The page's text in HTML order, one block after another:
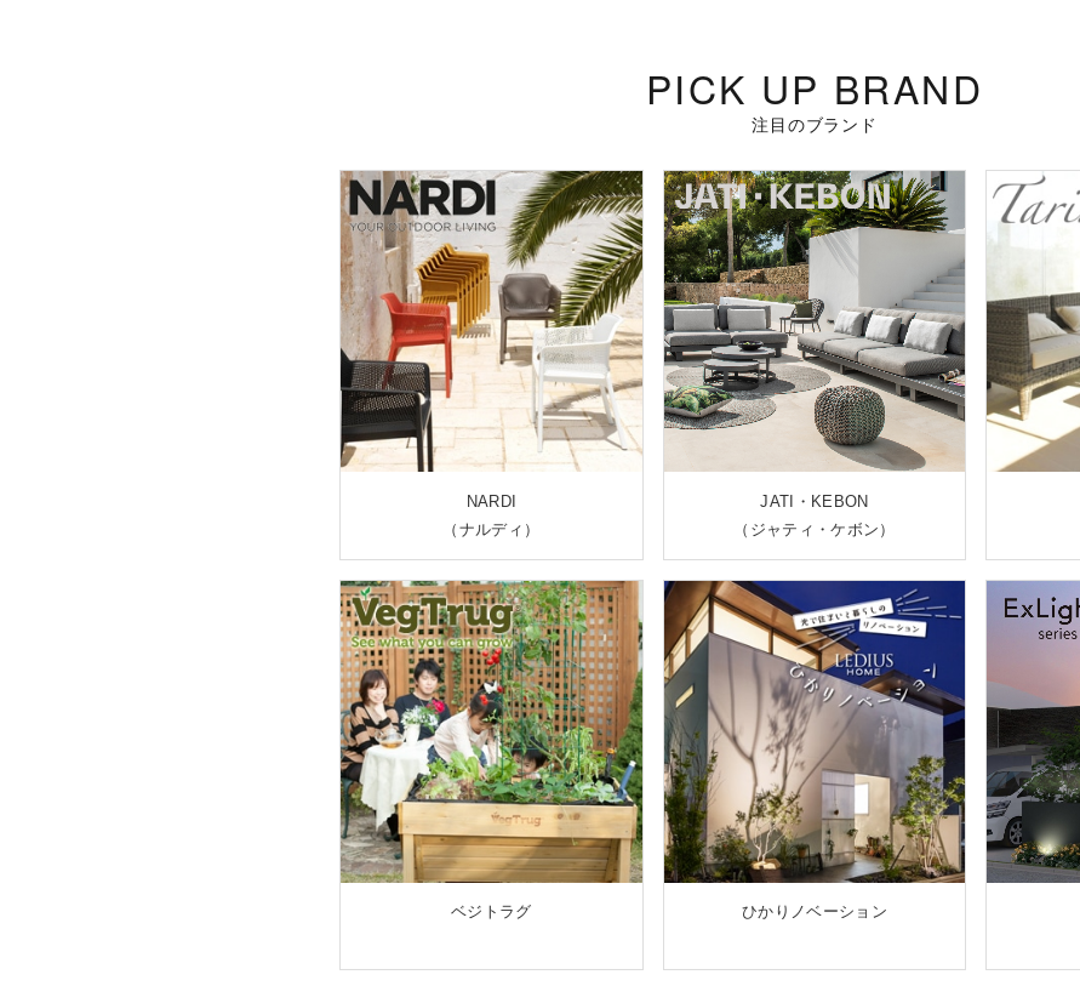
PICK UP BRAND
注目のブランド
NARDI
（ナルディ）
JATI・KEBON
（ジャティ・ケボン）
ベジトラグ ひかりノベーション